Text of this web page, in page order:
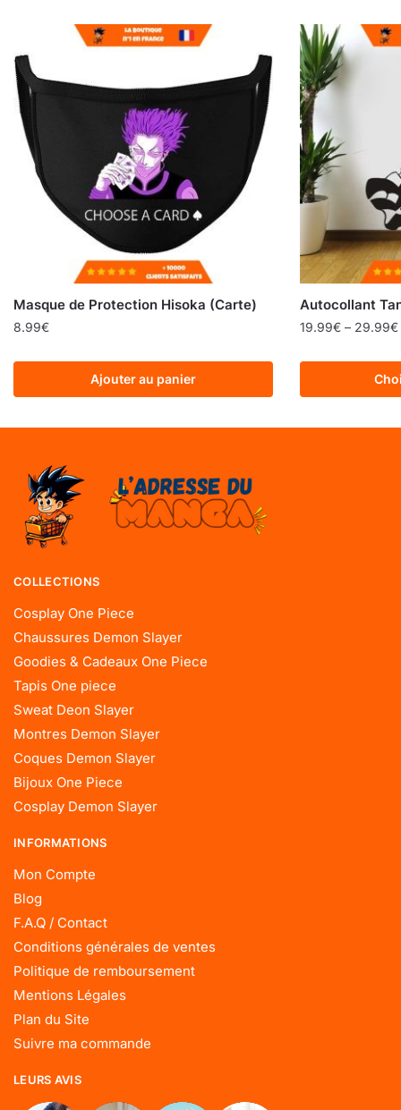
Masque de Protection Hisoka (Carte)
8.99€
Ajouter au panier
Autocollant
19.99€ – 29.99€
COLLECTIONS
Cosplay One Piece
Chaussures Demon Slayer
Goodies & Cadeaux One Piece
Tapis One piece
Sweat Deon Slayer
Montres Demon Slayer
Coques Demon Slayer
Bijoux One Piece
Cosplay Demon Slayer
INFORMATIONS
Mon Compte
Blog
F.A.Q / Contact
Conditions générales de ventes
Politique de remboursement
Mentions Légales
Plan du Site
Suivre ma commande
LEURS AVIS